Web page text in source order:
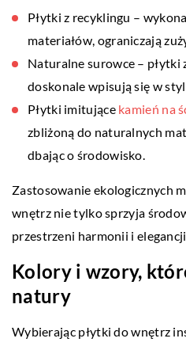
Płytki z recyklingu –
materiałów, ograniczają
Naturalne surowce – płytki
doskonale wpisują się w
Płytki imitujące kamień na
zbliżoną do naturalnych
dbając o środowisko.
Zastosowanie ekologicznych
wnętrz nie tylko sprzyja
przestrzeni harmonii i
Kolory i wzory,
natury
Wybierając płytki do wnętrz